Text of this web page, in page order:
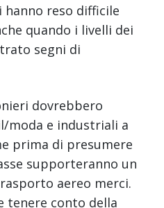
reso difficile
quando i livelli dei
segni di
dovrebbero
moda e industriali a
prima di presumere
supporteranno un
aereo merci.
tenere conto della